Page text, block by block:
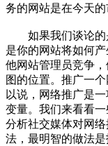
务的网站是在今天的
如果我们谈论的
是你的网站将如何
他网站管理员竞争
图的位置。推广一
以说，网络推广是
变量。我们来看看
分析社交媒体对网
法，最明智的做法